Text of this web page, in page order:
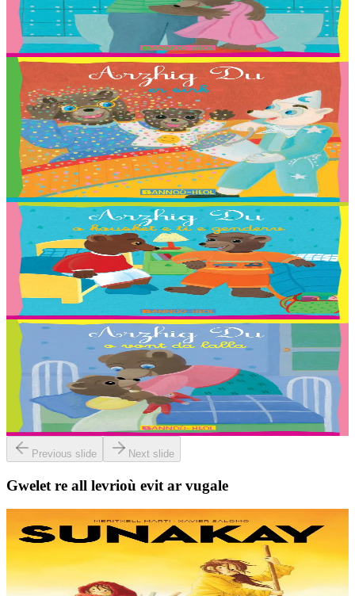
Troet gant : Killian, Louliya, Maelle, Malo G., Malo M., Romaric,
Shana, Stevan ha Nadège Monfort.
Er stok2,03 €
2 vloaz hag ouzhpenn
Bannoù-heol
Arzhig Du er sirk
Troet gant : Coline, Elouan, Elliot, Erynn, Ewen, Gaelig, Laurette,
Maiwenn, Marin, Mathis, Paul, Soig, Urbane, Youenn, Cécile
Guézennec ha Tieri Seznec.
Er stok2,03 €
2 vloaz hag ouzhpenn
Bannoù-heol
Arzhig Du o kousket e ti e genderv
Troet gant : Malo, Sara, Loane, Thomas et Jakez-Erwan Mouton.
Er stok
2 vloaz hag ouzhpenn
Bannoù-heol
Arzhig Du o vont da lalla
Troet gant : Gurvan, Mael, Maxime, Ninog ha Nadège Monfort.
Er stok2,03 €
Previous slide Next slide
Gwelet re all levrioù evit ar vugale
TES
Sunakay
Deuet eo ar mor da vezañ ur pezh lennad loustoni hep netra vev